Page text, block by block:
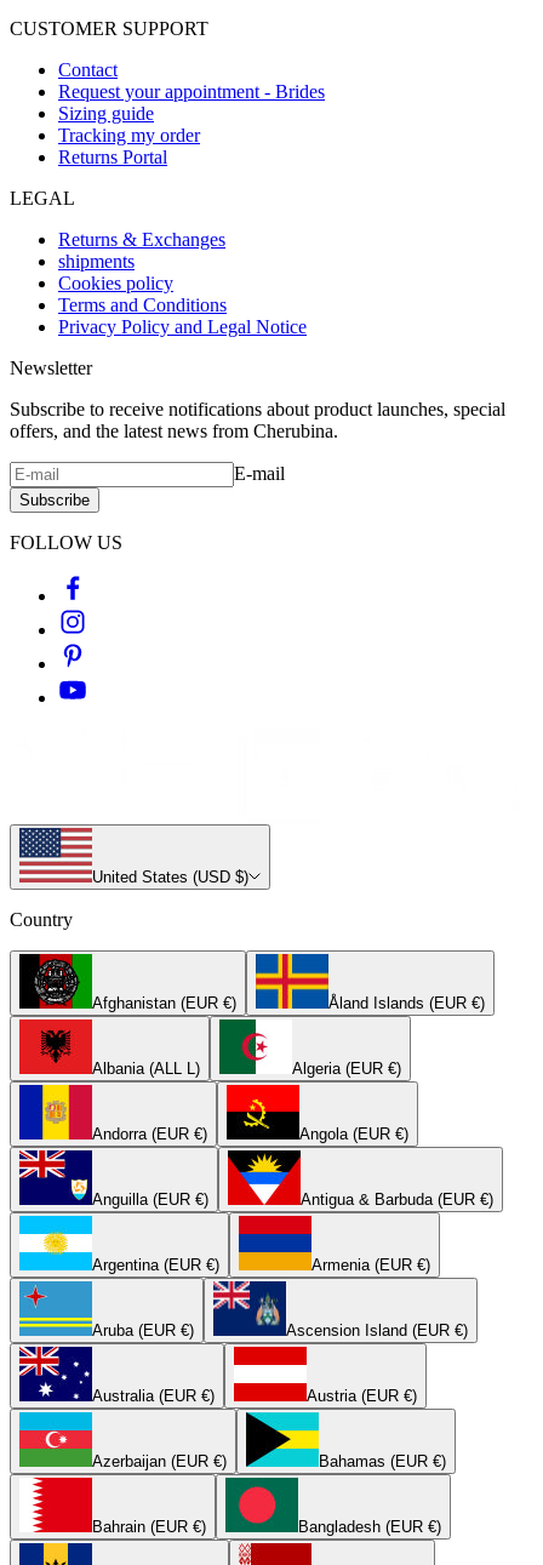
CUSTOMER SUPPORT
Contact
Request your appointment - Brides
Sizing guide
Tracking my order
Returns Portal
LEGAL
Returns & Exchanges
shipments
Cookies policy
Terms and Conditions
Privacy Policy and Legal Notice
Newsletter
Subscribe to receive notifications about product launches, special
offers, and the latest news from Cherubina.
E-mail
Subscribe
FOLLOW US
United States (USD $)
Country
Afghanistan (EUR €) Åland Islands (EUR €)
Albania (ALL L) Algeria (EUR €)
Andorra (EUR €) Angola (EUR €)
Anguilla (EUR €) Antigua & Barbuda (EUR €)
Argentina (EUR €) Armenia (EUR €)
Aruba (EUR €) Ascension Island (EUR €)
Australia (EUR €) Austria (EUR €)
Azerbaijan (EUR €) Bahamas (EUR €)
Bahrain (EUR €) Bangladesh (EUR €)